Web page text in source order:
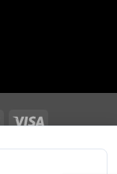
PayPal
Sie uns unter